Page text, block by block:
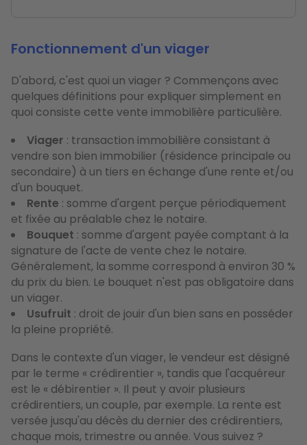
Fonctionnement d'un viager
D'abord, c'est quoi un viager ? Commençons avec
quelques définitions pour expliquer simplement en
quoi consiste cette vente immobilière particulière.
Viager : transaction immobilière consistant à
vendre son bien immobilier (résidence principale ou
secondaire) à un tiers en échange d'une rente et/ou
d'un bouquet.
Rente : somme d'argent perçue périodiquement
et fixée au préalable chez le notaire.
Bouquet : somme d'argent payée comptant à la
signature de l'acte de vente chez le notaire.
Généralement, la somme correspond à environ 30 %
du prix du bien. Le bouquet n'est pas obligatoire dans
un viager.
Usufruit : droit de jouir d'un bien sans en posséder
la pleine propriété.
Dans le contexte d'un viager, le vendeur est désigné
par le terme « crédirentier », tandis que l'acquéreur
est le « débirentier ». Il peut y avoir plusieurs
crédirentiers, un couple, par exemple. La rente est
versée jusqu'au décès du dernier des crédirentiers,
chaque mois, trimestre ou année. Vous suivez ?